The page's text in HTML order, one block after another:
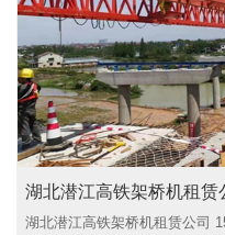
湖北潜江高铁架桥机租赁公司